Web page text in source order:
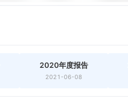
2020年度报告
2021-06-08